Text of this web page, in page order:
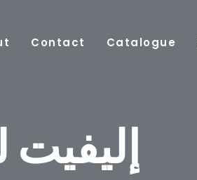
Contact Catalogue
إليفيت